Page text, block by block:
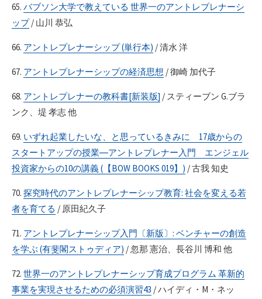
65. バブソン大学で教えている 世界一のアントレプレナーシ
ップ/ 山川 恭弘
66. アントレプレナーシップ (単行本) / 清水 洋
67. アントレプレナーシップの経済思想 / 御崎 加代子
68. アントレプレナーの教科書[新装版] / スティーブン G.ブラ
ンク、堤 孝志 他
69. いずれ起業したいな、と思っているきみに 17歳からの
スタートアップの授業―アントレプレナー入門 エンジェル
投資家からの10の講義 (【BOW BOOKS 019】) / 古我 知史
70. 探究時代のアントレプレナーシップ教育: 社会を変える若
者を育てる / 原田紀久子
71. アントレプレナーシップ入門〔新版〕: ベンチャーの創造
を学ぶ (有斐閣ストゥディア) / 忽那 憲治、長谷川 博和 他
72. 世界一のアントレプレナーシップ育成プログラム 革新的
事業を実現させるための必須演習43 / ハイディ・M・ネッ